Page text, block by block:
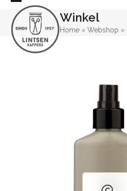
Skip
content
Open
mobile
menu
Close
mobile
menu
Winkel
Home »Webshop »